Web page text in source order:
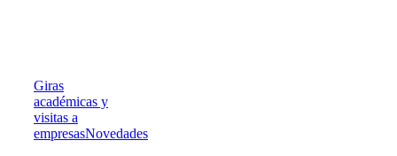
2022
|
Gira
técnico-
Giras
académicas y
visitas a
empresasNovedades